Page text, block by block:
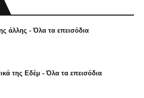
άλλης - Όλα τα επεισόδια
της Εδέμ - Όλα τα επεισόδια